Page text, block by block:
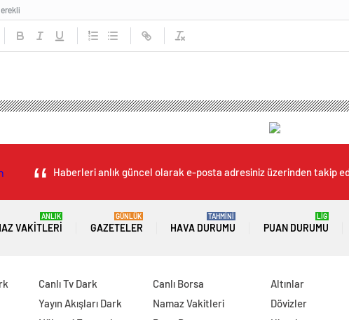
Haberleri anlık güncel olarak e-posta adresiniz üzerinden takip
VAKITLERI
ANLIK
GAZETELER
GÜNLÜK
HAVA DURUMU
TAHMİNİ
PUAN DURUMU
LİG
Canlı Tv Dark
Yayın Akışları Dark
Canlı Borsa
Namaz Vakitleri
Altınlar
Dövizler